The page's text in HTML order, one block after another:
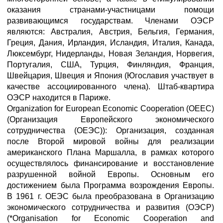
оказания странами-участницами помощи
развивающимся государствам. Членами ОЭСР
являются: Австралия, Австрия, Бельгия, Германия,
Греция, Дания, Ирландия, Исландия, Италия, Канада,
Люксембург, Нидерланды, Новая Зеландия, Норвегия,
Португалия, США, Турция, Финляндия, Франция,
Швейцария, Швеция и Япония (Югославия участвует в
качестве ассоциированного члена). Штаб-квартира
ОЭСР находится в Париже.
Organization for European Economic Cooperation (OEEC)
(Организация Европейского экономического
сотрудничества (ОЕЭС)): Организация, созданная
после Второй мировой войны для реализации
американского Плана Маршалла, в рамках которого
осуществлялось финансирование и восстановление
разрушенной войной Европы. Основным его
достижением была Программа возрождения Европы.
В 1961 г. ОЕЭС была преобразована в Организацию
экономического сотрудничества и развития (ОЭСР)
(*Organisation for Economic Cooperation and